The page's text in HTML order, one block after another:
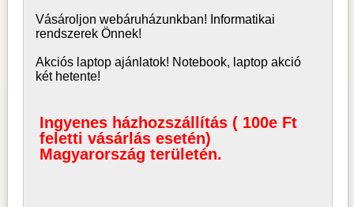
Vásároljonwebáruházunkban! Informatikai
rendszerek Önnek!
Akciós laptop ajánlatok! Notebook, laptop akció
két hetente!
Ingyenes házhozszállítás ( 100e Ft
feletti vásárlás esetén)
Magyarország területén.